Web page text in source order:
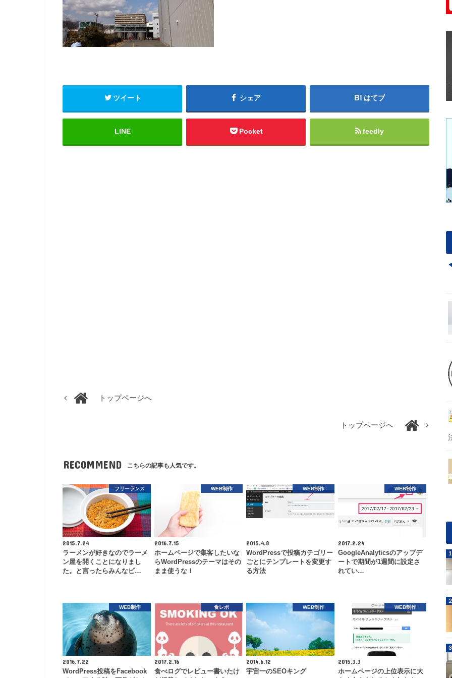
ツイート シェア はてブ
LINE Pocket feedly
トップページへ
トップページへ
RECOMMEND こちらの記事も人気です。
フリーランス
2015.7.24
ラーメンが好きなのでラーメ
ン屋を開くことになりまし
た。と言ったらみんなビ…
WEB制作
2016.7.15
ホームページで集客したいな
らWordPressのテーマはその
まま使うな！
WEB制作
2015.4.8
WordPressで投稿カテゴリー
ごとにテンプレートを変更す
る方法
WEB制作
2017.2.24
GoogleAnalyticsのアップデ
ートで期間が1週間に設定さ
れてい…
WEB制作
2016.7.22
WordPress投稿をFacebook
食レポ
2017.2.16
食べログでレビュー書いたけ
WEB制作
2014.6.12
宇宙一のSEOキング
WEB制作
2015.3.3
ホームページの上位表示に大